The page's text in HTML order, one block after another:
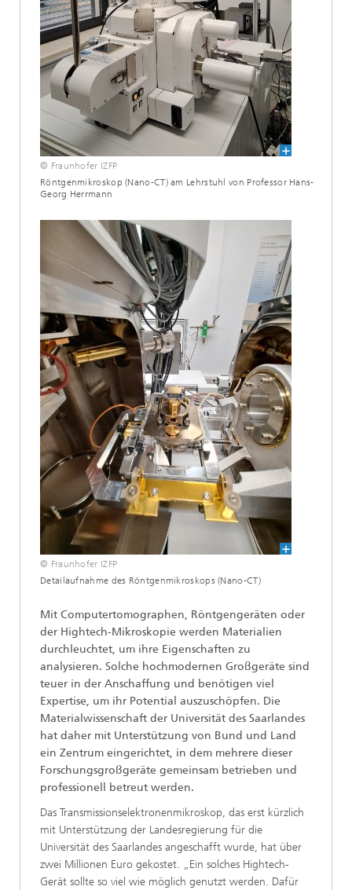
© Fraunhofer IZFP
Röntgenmikroskop (Nano-CT) am Lehrstuhl von Professor Hans-
Georg Herrmann
© Fraunhofer IZFP
Detailaufnahme des Röntgenmikroskops (Nano-CT)
Mit Computertomographen, Röntgengeräten oder
der Hightech-Mikroskopie werden Materialien
durchleuchtet, um ihre Eigenschaften zu
analysieren. Solche hochmodernen Großgeräte sind
teuer in der Anschaffung und benötigen viel
Expertise, um ihr Potential auszuschöpfen. Die
Materialwissenschaft der Universität des Saarlandes
hat daher mit Unterstützung von Bund und Land
ein Zentrum eingerichtet, in dem mehrere dieser
Forschungsgroßgeräte gemeinsam betrieben und
professionell betreut werden.
Das Transmissionselektronenmikroskop, das erst kürzlich
mit Unterstützung der Landesregierung für die
Universität des Saarlandes angeschafft wurde, hat über
zwei Millionen Euro gekostet. „Ein solches Hightech-
Gerät sollte so viel wie möglich genutzt werden. Dafür